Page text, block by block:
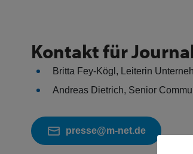
Kontakt für
Britta Fey-Kögl, Leiterin
Andreas Dietrich, Senior
presse@m-net.de